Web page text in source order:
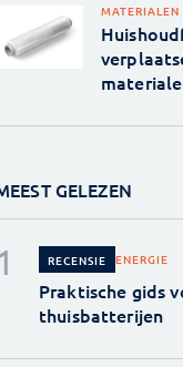
MATERIALEN
GELEZEN
RECENSIE ENERGIE
Praktische gids
thuisbatterijen